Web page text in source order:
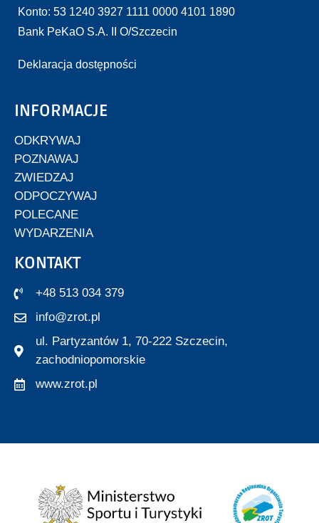
Konto: 53 1240 3927 1111 0000 4101 1890
Bank PeKaO S.A. II O/Szczecin
Deklaracja dostępności
INFORMACJE
ODKRYWAJ
POZNAWAJ
ZWIEDZAJ
ODPOCZYWAJ
POLECANE
WYDARZENIA
KONTAKT
+48 513 034 379
info@zrot.pl
ul. Partyzantów 1, 70-222 Szczecin,
zachodniopomorskie
www.zrot.pl